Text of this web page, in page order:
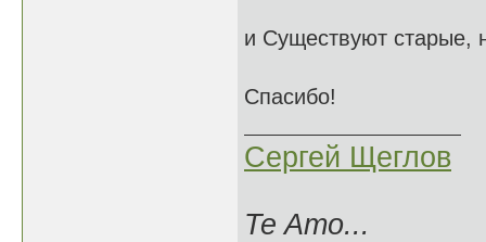
и Существуют старые,
Спасибо!
Сергей Щеглов
Te Amo...